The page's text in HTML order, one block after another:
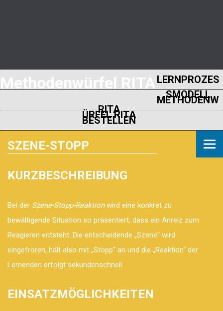
Methodenwürfel RITALERNPROZES
SMODELL
RITA
METHODENW
ÜRFEL RITA
BESTELLEN
SZENE-STOPP
KURZBESCHREIBUNG
Bei der Szene-Stopp-Reaktionwird eine konkret zu
bewältigende Situation so präsentiert, dass ein Anreiz zum
Reagieren entsteht. Die entscheidende „Szene“ wird
eingefroren, hält also mit „Stopp“ an und die „Reaktion“ der
Lernenden erfolgt sekundenschnell.
EINSATZMÖGLICHKEITEN